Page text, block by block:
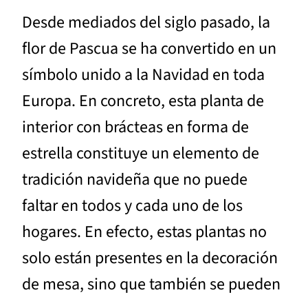
Desde mediados del siglo pasado, la
flor de Pascua se ha convertido en un
símbolo unido a la Navidad en toda
Europa. En concreto, esta planta de
interior con brácteas en forma de
estrella constituye un elemento de
tradición navideña que no puede
faltar en todos y cada uno de los
hogares. En efecto, estas plantas no
solo están presentes en la decoración
de mesa, sino que también se pueden